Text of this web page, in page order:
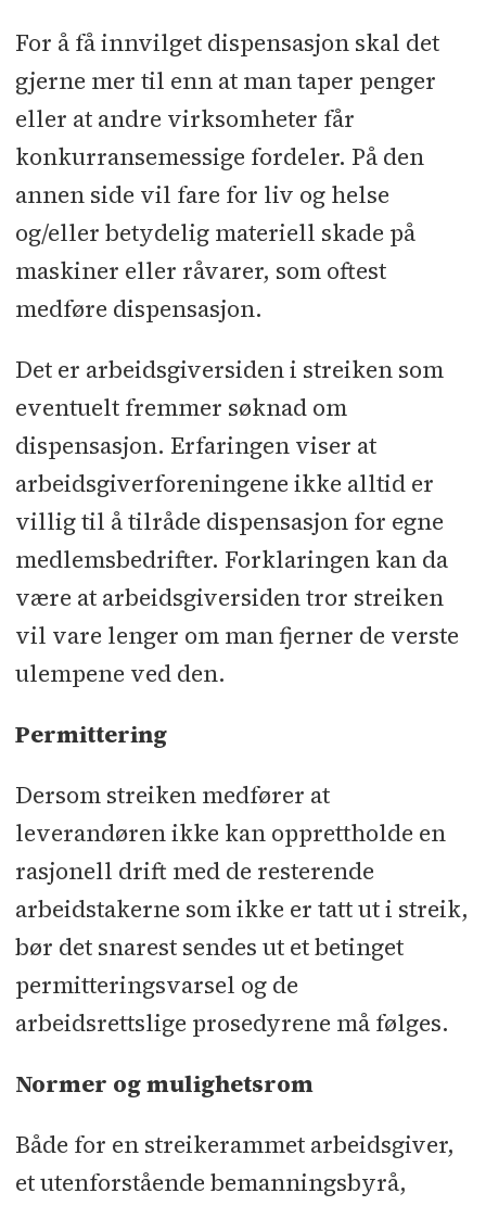
For å få innvilget dispensasjon skal det
gjerne mer til enn at man taper penger
eller at andre virksomheter får
konkurransemessige fordeler. På den
annen side vil fare for liv og helse
og/eller betydelig materiell skade på
maskiner eller råvarer, som oftest
medføre dispensasjon.
Det er arbeidsgiversiden i streiken som
eventuelt fremmer søknad om
dispensasjon. Erfaringen viser at
arbeidsgiverforeningene ikke alltid er
villig til å tilråde dispensasjon for egne
medlemsbedrifter. Forklaringen kan da
være at arbeidsgiversiden tror streiken
vil vare lenger om man fjerner de verste
ulempene ved den.
Permittering
Dersom streiken medfører at
leverandøren ikke kan opprettholde en
rasjonell drift med de resterende
arbeidstakerne som ikke er tatt ut i streik,
bør det snarest sendes ut et betinget
permitteringsvarsel og de
arbeidsrettslige prosedyrene må følges.
Normer og mulighetsrom
Både for en streikerammet arbeidsgiver,
et utenforstående bemanningsbyrå,